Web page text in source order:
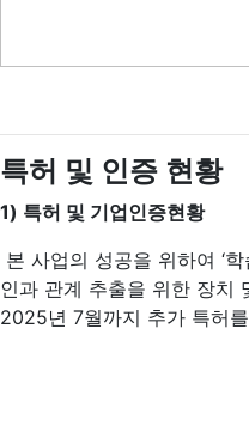
특허 및 인증 현황
1) 특허 및 기업인증현황
본 사업의 성공을 위하여 ‘
인과 관계 추출을 위한 장치
2025년 7월까지 추가 특허